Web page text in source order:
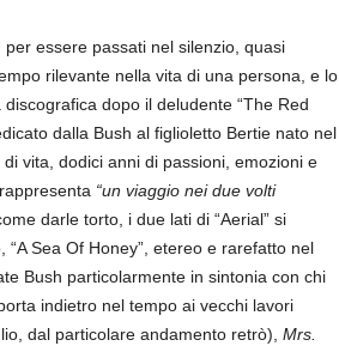
essere passati nel silenzio, quasi
rilevante nella vita di una persona, e lo
dopo il deludente “The Red
dalla Bush al figlioletto Bertie nato nel
vita, dodici anni di passioni, emozioni e
“un viaggio nei due volti
darle torto, i due lati di “Aerial” si
Sea Of Honey”, etereo e rarefatto nel
Bush particolarmente in sintonia con chi
indietro nel tempo ai vecchi lavori
dal particolare andamento retrò), Mrs.